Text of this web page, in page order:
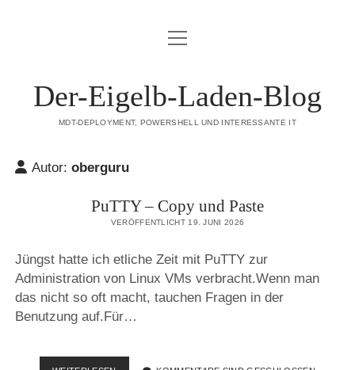
DATENSCHUTZERKLÄRUNG
Menü
öffnen
Der-Eigelb-Laden-Blog
MDT-DEPLOYMENT, POWERSHELL UND INTERESSANTE IT
Autor: oberguru
PuTTY – Copy und Paste
VERÖFFENTLICHT 19. JUNI 2026
Jüngst hatte ich etliche Zeit mit PuTTY zur
Administration von Linux VMs verbracht.Wenn man
das nicht so oft macht, tauchen Fragen in der
Benutzung auf.Für…